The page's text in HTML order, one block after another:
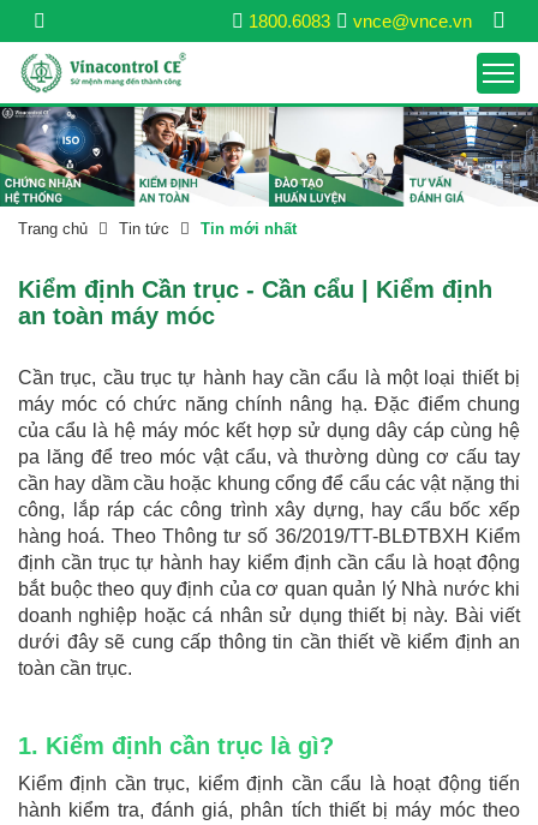
vnce@vnce.vn
1800.6083
Trang chủ Tin tức Tin mới nhất
Kiểm định Cần trục - Cần cẩu | Kiểm định
an toàn máy móc
Cần trục, cầu trục tự hành hay cần cẩu là một loại thiết bị
máy móc có chức năng chính nâng hạ. Đặc điểm chung
của cẩu là hệ máy móc kết hợp sử dụng dây cáp cùng hệ
pa lăng để treo móc vật cẩu, và thường dùng cơ cấu tay
cần hay dầm cầu hoặc khung cổng để cẩu các vật nặng thi
công, lắp ráp các công trình xây dựng, hay cẩu bốc xếp
hàng hoá. Theo Thông tư số 36/2019/TT-BLĐTBXH Kiểm
định cần trục tự hành hay kiểm định cần cẩu là hoạt động
bắt buộc theo quy định của cơ quan quản lý Nhà nước khi
doanh nghiệp hoặc cá nhân sử dụng thiết bị này. Bài viết
dưới đây sẽ cung cấp thông tin cần thiết về kiểm định an
toàn cần trục.
1. Kiểm định cần trục là gì?
Kiểm định cần trục, kiểm định cần cẩu là hoạt động tiến
hành kiểm tra, đánh giá, phân tích thiết bị máy móc theo